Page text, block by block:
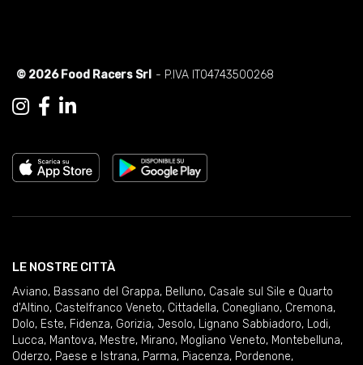
© 2026 Food Racers Srl - P.IVA IT04743500268
LE NOSTRE CITTÀ
Aviano, Bassano del Grappa, Belluno, Casale sul Sile e Quarto
d'Altino, Castelfranco Veneto, Cittadella, Conegliano, Cremona,
Dolo, Este, Fidenza, Gorizia, Jesolo, Lignano Sabbiadoro, Lodi,
Lucca, Mantova, Mestre, Mirano, Mogliano Veneto, Montebelluna,
Oderzo, Paese e Istrana, Parma, Piacenza, Pordenone,